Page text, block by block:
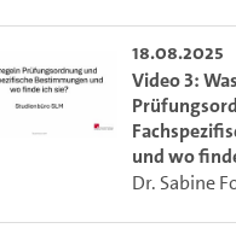
18.08.2025
Video 3:
und wo
Dr. Sabine